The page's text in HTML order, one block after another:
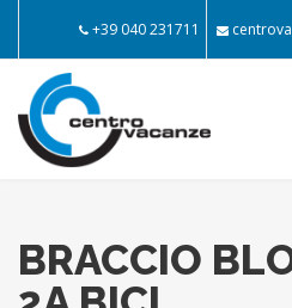
+39 040 231711
BRACCIO